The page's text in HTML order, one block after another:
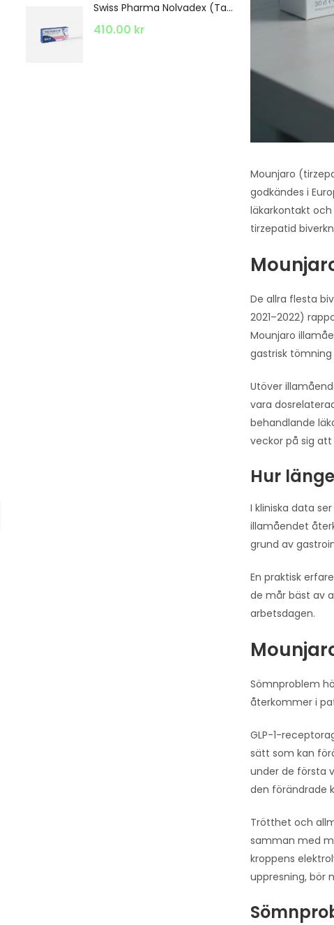
Mounjaro
godkändes i
läkarkontakt
tirzepatid
De allra flesta
2021–2022)
Mounjaro
gastrisk
Utöver
vara
behandlande
veckor på sig att
Hur
I kliniska data
illamåendet
grund av
En praktisk
de mår bäst av
arbetsdagen.
Sömnproblem
återkommer i
GLP-1-
sätt som kan
under de första
den förändrade
Trötthet och
samman med
kroppens
uppresning, bör
Swiss Pharma Nolvadex (Tamoxifen) 20 mg 30 tab
410.00 kr